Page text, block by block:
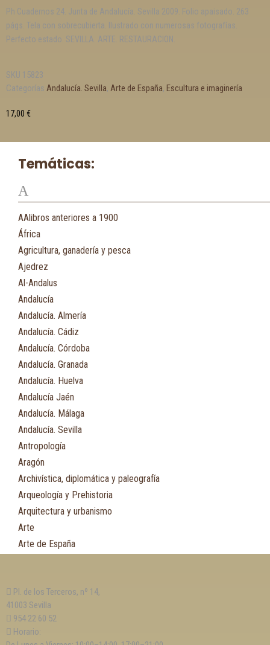
Temáticas:
A
AAlibros anteriores a 1900
África
Agricultura, ganadería y pesca
Ajedrez
Al-Andalus
Andalucía
Andalucía. Almería
Andalucía. Cádiz
Andalucía. Córdoba
Andalucía. Granada
Andalucía. Huelva
Andalucía Jaén
Andalucía. Málaga
Andalucía. Sevilla
Antropología
Aragón
Archivística, diplomática y paleografía
Arqueología y Prehistoria
Arquitectura y urbanismo
Arte
Arte de España
Asturias
Automovilismo, ciclismo y Motociclismo
Aviación y Aeronáutica
Ph Cuadernos 24. Junta de Andalucía. Sevilla 2009. Folio apaisado. 263
págs. Tela con sobrecubierta. Ilustrado con numerosas fotografías.
Perfecto estado. SEVILLA. ARTE. RESTAURACION.
SKU 15823
Categorías Andalucía. Sevilla, Arte de España, Escultura e imaginería
17,00 €
Pl. de los Terceros, nº 14,
41003 Sevilla
954 22 60 52
Horario: